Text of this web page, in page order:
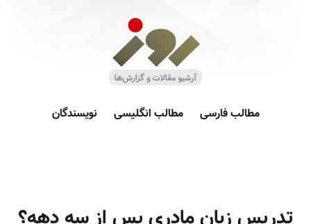
مطالب فارسی مطالب انگلیسی نویسندگان